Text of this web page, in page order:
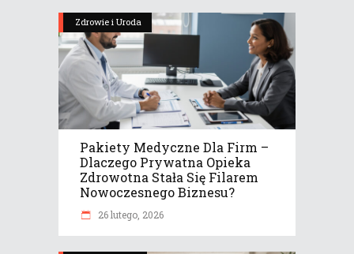
Zdrowie i Uroda
Pakiety Medyczne Dla Firm –
Dlaczego Prywatna Opieka
Zdrowotna Stała Się Filarem
Nowoczesnego Biznesu?
26 lutego, 2026